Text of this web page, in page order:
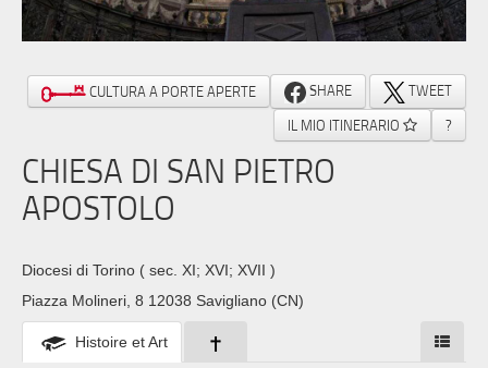
CULTURA A PORTE APERTE SHARE
TWEET
IL MIO ITINERARIO
?
CHIESA DI SAN PIETRO
APOSTOLO
Diocesi di Torino ( sec. XI; XVI; XVII )
Piazza Molineri, 8 12038 Savigliano (CN)
Histoire et Art